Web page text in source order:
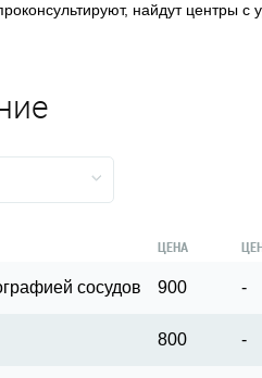
найдут центры
ЦЕНА
сосудов 900 -
800 -